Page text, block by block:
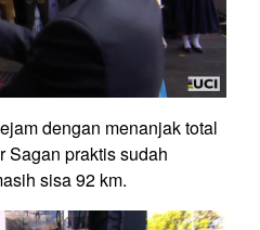
dengan menanjak total
Sagan praktis sudah
sisa 92 km.